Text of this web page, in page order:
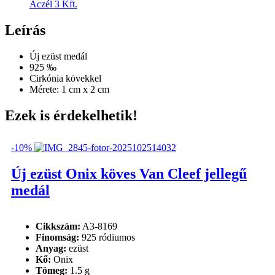
Aczél 3 Kft.
Leírás
Új ezüst medál
925 ‰
Cirkónia kövekkel
Mérete: 1 cm x 2 cm
Ezek is érdekelhetik!
-10%
Új ezüst Onix köves Van Cleef jellegű
medál
Cikkszám: A3-8169
Finomság: 925 ródiumos
Anyag: ezüst
Kő: Onix
Tömeg: 1.5 g